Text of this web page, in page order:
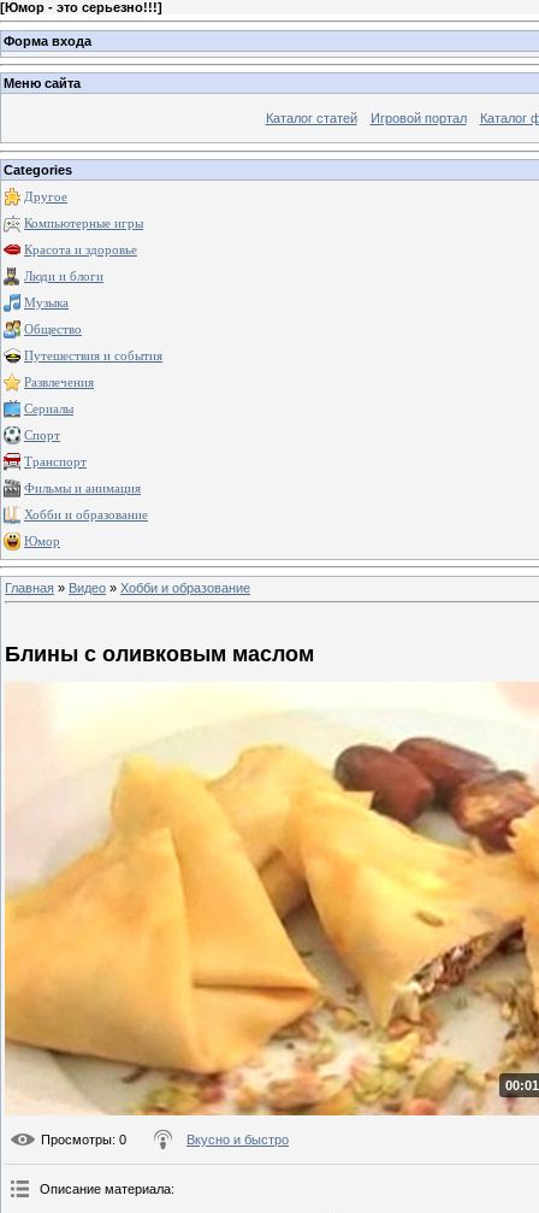
[Юмор - это серьезно!!!]
Форма входа
Меню сайта
Каталог статей Игровой портал Каталог
Categories
Другое
Компьютерные игры
Красота и здоровье
Люди и блоги
Музыка
Общество
Путешествия и события
Развлечения
Сериалы
Спорт
Транспорт
Фильмы и анимация
Хобби и образование
Юмор
Главная » Видео » Хобби и образование
Блины с оливковым маслом
Просмотры: 0 Вкусно и быстро
Описание материала: